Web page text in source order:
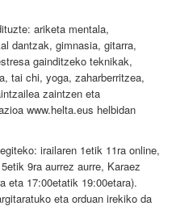
ariketa mentala,
dantzak, gimnasia, gitarra,
gainditzeko teknikak,
tai chi, yoga, zaharberritzea,
zaintzen eta
www.helta.eus helbidan
irailaren 1etik 11ra online,
9ra aurrez aurre, Karaez
eta 17:00etatik 19:00etara).
eta orduan irekiko da